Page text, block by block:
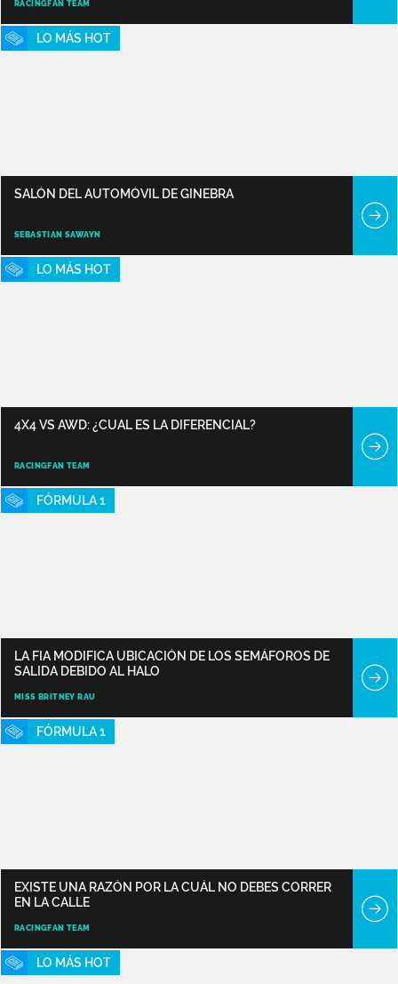
RACINGFAN TEAM
LO MÁS HOT
SALÓN DEL AUTOMÓVIL DE GINEBRA
SEBASTIAN SAWAYN
LO MÁS HOT
4X4 VS AWD: ¿CUAL ES LA DIFERENCIAL?
RACINGFAN TEAM
FÓRMULA 1
LA FIA MODIFICA UBICACIÓN DE LOS SEMÁFOROS DE
SALIDA DEBIDO AL HALO
MISS BRITNEY RAU
FÓRMULA 1
EXISTE UNA RAZÓN POR LA CUÁL NO DEBES CORRER
EN LA CALLE
RACINGFAN TEAM
LO MÁS HOT